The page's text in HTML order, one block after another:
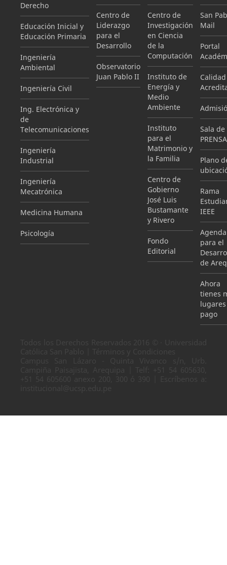
Derecho
Educación Inicial y
Educación Primaria
Ingeniería
Ambiental
Ingeniería Civil
Ing. Electrónica y
de
Telecomunicaciones
Ingeniería
Industrial
Ingeniería
Mecatrónica
Medicina Humana
Psicología
Centro de
Liderazgo
para el
Desarrollo
Observatorio
Juan Pablo II
Centro de
Investigación
en Ciencia
de la
Computación
Instituto de
Energía y
Medio
Ambiente
Instituto
para el
Matrimonio y
la Familia
Centro de
Gobierno
José Luis
Bustamante
y Rivero
Fondo
Editorial
San
Mail
Portal
Sala de
PRENSA
Plano
Rama
IEEE
Agenda
para el
de
Ahora
tienes
pago